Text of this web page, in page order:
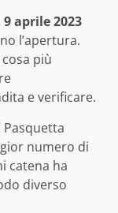
aprile 2023
l’apertura.
più
e verificare.
numero di
catena ha
diverso